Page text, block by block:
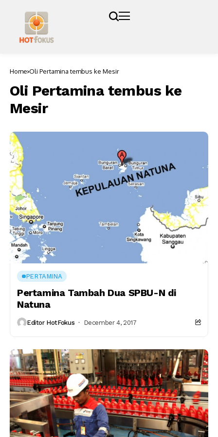
Home Oli Pertamina tembus ke Mesir
Oli Pertamina tembus ke
Mesir
PERTAMINA
Pertamina Tambah Dua SPBU-N di
Natuna
Editor HotFokus December 4, 2017